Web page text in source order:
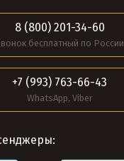
8 (800) 201-34-60
бесплатный по России
+7 (993) 763-66-43
WhatsApp, Viber